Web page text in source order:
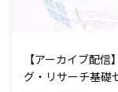
【アーカイブ配
グ・リサーチ基礎